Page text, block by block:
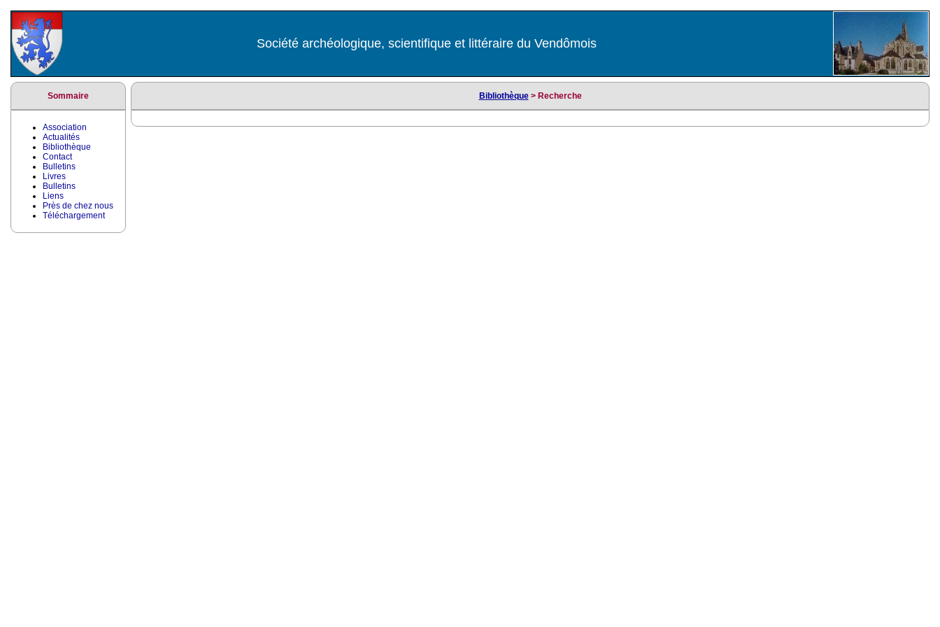
Société archéologique, scientifique et littéraire du Vendômois
Sommaire
Association
Actualités
Bibliothèque
Contact
Bulletins
Livres
Bulletins
Liens
Près de chez nous
Téléchargement
Bibliothèque> Recherche